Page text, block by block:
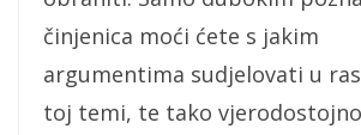
činjenica moći ćete s jakim
argumentima sudjelovati u
toj temi, te tako